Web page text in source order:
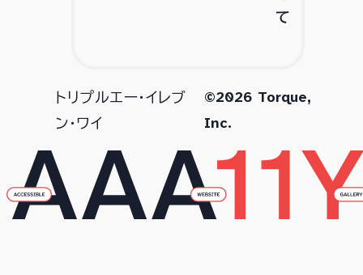
て
トリプルエー・イレブ
ン・ワイ
©2026 Torque,
Inc.